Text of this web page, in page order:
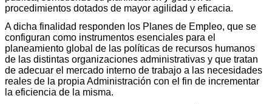
procedimientos dotados de mayor agilidad y eficacia.
A dicha finalidad responden los Planes de Empleo, que se
configuran como instrumentos esenciales para el
planeamiento global de las políticas de recursos humanos
de las distintas organizaciones administrativas y que tratan
de adecuar el mercado interno de trabajo a las necesidades
reales de la propia Administración con el fin de incrementar
la eficiencia de la misma.